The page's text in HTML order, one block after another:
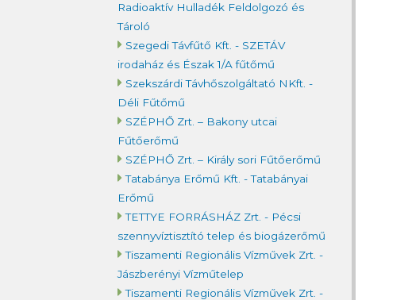
Radioaktív Hulladék Feldolgozó és
Tároló
Szegedi Távfűtő Kft. - SZETÁV
irodaház és Észak 1/A fűtőmű
Szekszárdi Távhőszolgáltató NKft. -
Déli Fűtőmű
SZÉPHŐ Zrt. – Bakony utcai
Fűtőerőmű
SZÉPHŐ Zrt. – Király sori Fűtőerőmű
Tatabánya Erőmű Kft. - Tatabányai
Erőmű
TETTYE FORRÁSHÁZ Zrt. - Pécsi
szennyvíztisztító telep és biogázerőmű
Tiszamenti Regionális Vízművek Zrt. -
Jászberényi Vízműtelep
Tiszamenti Regionális Vízművek Zrt. -